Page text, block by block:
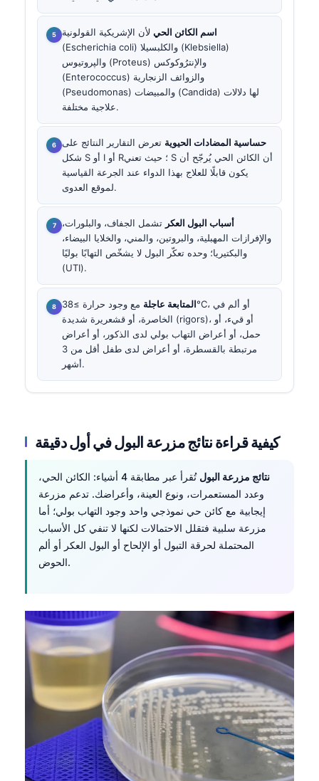
اسم الكائن الحي لأن الإشريكية القولونية
(Escherichia coli) والكلبسيلا (Klebsiella)
والپروتيوس (Proteus) والإنترُوكوكس
(Enterococcus) والزوائف الزنجارية
(Pseudomonas) والمبيضات (Candida) لها دلالات
علاجية مختلفة.
حساسية المضادات الحيوية تعرض التقارير النتائج على
شكل S أو I أو R؛ حيث تعني S أن الكائن الحي يُرجّح أن
يكون قابلًا للعلاج بهذا الدواء عند الجرعة القياسية
لموقع العدوى.
أسباب البول العكر تشمل الجفاف، والبلورات،
والإفرازات المهبلية، والبروتين، والمني، والخلايا البيضاء،
والبكتيريا؛ وحده تعكّر البول لا يشخّص التهابًا بوليًا
(UTI).
المتابعة عاجلة
مع وجود حرارة ≥38°C، أو ألم في
الخاصرة، أو قشعريرة شديدة (rigors)، أو قيء، أو
حمل، أو أعراض التهاب بولي لدى الذكور، أو أعراض
مرتبطة بالقسطرة، أو أعراض لدى طفل أقل من 3
أشهر.
كيفية قراءة نتائج مزرعة البول في أول دقيقة
نتائج مزرعة البول
تُقرأ عبر مطابقة 4 أشياء: الكائن الحي،
وعدد المستعمرات، ونوع العينة، وأعراضك. تدعم مزرعة
إيجابية مع كائن حي نموذجي واحد وجود التهاب بولي؛ أما
مزرعة سلبية فتقلل الاحتمالات لكنها لا تنفي كل الأسباب
المحتملة لحرقة التبول أو الإلحاح أو البول العكر أو ألم
الحوض.